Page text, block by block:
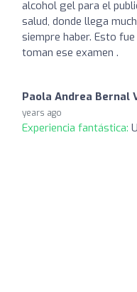
alcohol gel para el
salud, donde llega
siempre haber. Esto
toman ese examen .
Paola Andrea Bernal
years ago
Experiencia fantástica: